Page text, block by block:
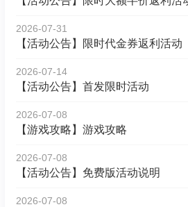
2026-07-31
【活动公告】限时代金券返利活动
2026-07-14
【活动公告】首发限时活动
2026-07-08
【游戏攻略】游戏攻略
2026-07-08
【活动公告】免费版活动说明
2026-07-08